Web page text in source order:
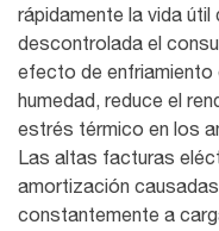
rápidamente la vida
descontrolada el
efecto de enfriamiento
humedad, reduce el
estrés térmico en los
Las altas facturas
amortización
constantemente a